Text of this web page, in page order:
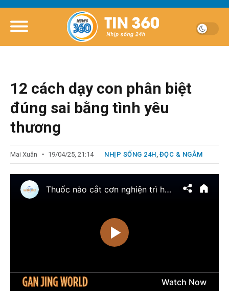
12 cách dạy con phân biệt
đúng sai bằng tình yêu
thương
Mai Xuân 19/04/25, 21:14 NHỊP SỐNG 24H, ĐỌC & NGẪM